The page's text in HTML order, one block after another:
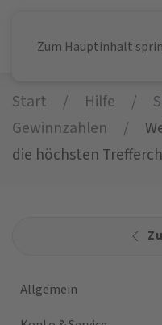
Zum Hauptinhalt
Start Hilfe
Gewinnzahlen
die höchsten
Allgemein